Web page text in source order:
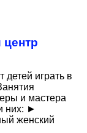
играть в
и мастера
них: ►
женский